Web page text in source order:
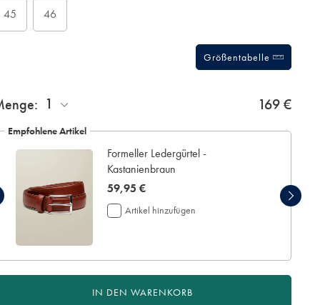
45 46
Größentabelle
1 169 €
Empfohlene Artikel
Formeller Ledergürtel -
Kastanienbraun
now
59,95
€
59,95 €
Artikel hinzufügen
IN DEN WARENKORB